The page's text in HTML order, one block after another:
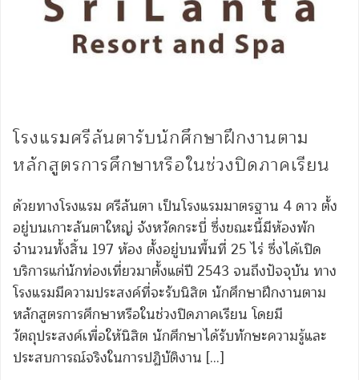
โรงแรมศรีลันตารับนักศึกษาฝึกงานตาม
หลักสูตรการศึกษาหรือในช่วงปิดภาคเรียน
ด้วยทางโรงแรม ศรีลันตา เป็นโรงแรมมาตรฐาน 4 ดาว ตั้ง
อยู่บนเกาะลันตาใหญ่ จังหวัดกระบี่ ซึ่งขณะนี้มีห้องพัก
จำนวนทั้งสิ้น 197 ห้อง ตั้งอยู่บนพื้นที่ 25 ไร่ ซึ่งได้เปิด
บริการแก่นักท่องเที่ยวมาตั้งแต่ปี 2543 จนถึงปัจจุบัน ทาง
โรงแรมมีความประสงค์ที่จะรับนิสิต นักศึกษาฝึกงานตาม
หลักสูตรการศึกษาหรือในช่วงปิดภาคเรียน โดยมี
วัตถุประสงค์เพื่อให้นิสิต นักศึกษาได้รับทักษะความรู้และ
ประสบการณ์จริงในการปฏิบัติงาน […]